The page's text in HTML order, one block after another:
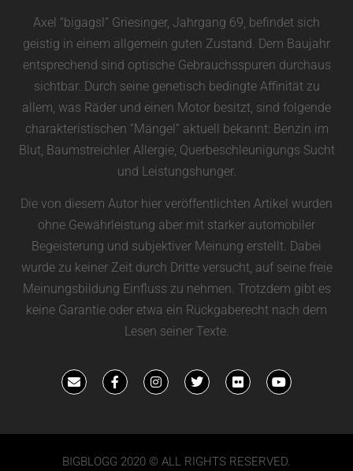
Axel “bigagsl” Griesinger, Jahrgang 69, befindet sich
geistig in einem allgemein guten Zustand. Dem Baujahr
entsprechend sind optische Gebrauchsspuren durchaus
sichtbar. Durch seine genetisch bedingte Affinität zu
allem, was Räder und einen Motor besitzt, sind folgende
charakteristischen “Mängel” aktuell bekannt: Benzin im
Blut, Baumstreichler Allergie, Querbeschleunigungs Sucht
und Leistungshunger.
Die von diesem Autor hier veröffentlichten Artikel wurden
ohne Gewährleistung aber mit starker automobiler
Begeisterung und subjektiver Meinung erstellt. Dabei
wurde zu keiner Zeit durch Dritte versucht, auf seine freie
Meinungsbildung Einfluss zu nehmen. Trotzdem gibt es
keine Garantie oder etwa ein Rückgaberecht nach dem
Lesen seiner Texte.
BIGBLOGG 2020 © ALL RIGHTS RESERVED.